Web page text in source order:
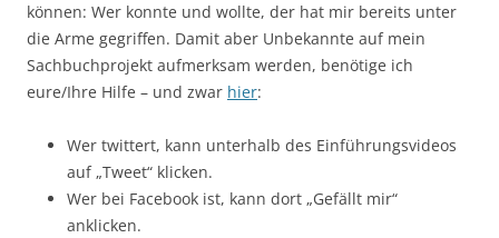
können: Wer konnte und wollte, der hat mir bereits unter
die Arme gegriffen. Damit aber Unbekannte auf mein
Sachbuchprojekt aufmerksam werden, benötige ich
eure/Ihre Hilfe – und zwar hier:
Wer twittert, kann unterhalb des Einführungsvideos
auf „Tweet“ klicken.
Wer bei Facebook ist, kann dort „Gefällt mir“
anklicken.